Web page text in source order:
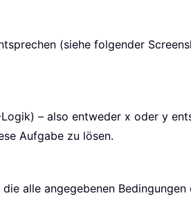
(siehe folgender
– also entweder x oder y
Aufgabe zu lösen.
alle angegebenen Bedingungen